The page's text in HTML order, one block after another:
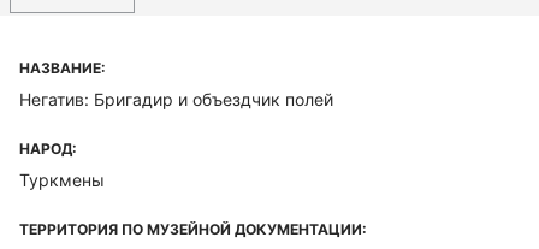
НАЗВАНИЕ:
Негатив: Бригадир и объездчик полей
НАРОД:
Туркмены
ТЕРРИТОРИЯ ПО МУЗЕЙНОЙ ДОКУМЕНТАЦИИ: